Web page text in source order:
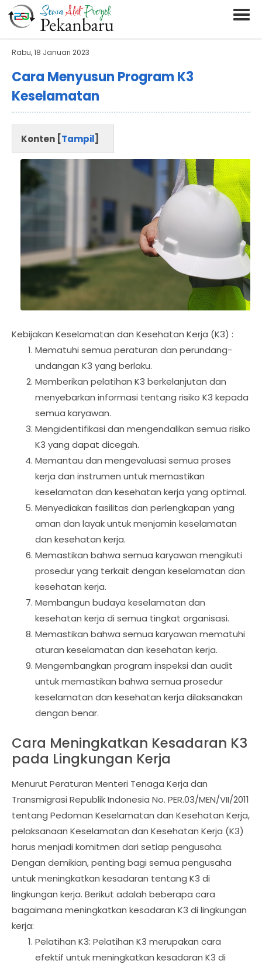
BARAND ANDA
Deskripsi Singkat Saja
Rabu, 18 Januari 2023
Cara Menyusun Program K3
Keselamatan
Konten [Tampil]
Kebijakan Keselamatan dan Kesehatan Kerja (K3) :
Mematuhi semua peraturan dan perundang-
undangan K3 yang berlaku.
Memberikan pelatihan K3 berkelanjutan dan
menyebarkan informasi tentang risiko K3 kepada
semua karyawan.
Mengidentifikasi dan mengendalikan semua risiko
K3 yang dapat dicegah.
Memantau dan mengevaluasi semua proses
kerja dan instrumen untuk memastikan
keselamatan dan kesehatan kerja yang optimal.
Menyediakan fasilitas dan perlengkapan yang
aman dan layak untuk menjamin keselamatan
dan kesehatan kerja.
Memastikan bahwa semua karyawan mengikuti
prosedur yang terkait dengan keselamatan dan
kesehatan kerja.
Membangun budaya keselamatan dan
kesehatan kerja di semua tingkat organisasi.
Memastikan bahwa semua karyawan mematuhi
aturan keselamatan dan kesehatan kerja.
Mengembangkan program inspeksi dan audit
untuk memastikan bahwa semua prosedur
keselamatan dan kesehatan kerja dilaksanakan
dengan benar.
Cara Meningkatkan Kesadaran K3
pada Lingkungan Kerja
Menurut Peraturan Menteri Tenaga Kerja dan
Transmigrasi Republik Indonesia No. PER.03/MEN/VII/2011
tentang Pedoman Keselamatan dan Kesehatan Kerja,
pelaksanaan Keselamatan dan Kesehatan Kerja (K3)
harus menjadi komitmen dari setiap pengusaha.
Dengan demikian, penting bagi semua pengusaha
untuk meningkatkan kesadaran tentang K3 di
lingkungan kerja. Berikut adalah beberapa cara
bagaimana meningkatkan kesadaran K3 di lingkungan
kerja:
Pelatihan K3: Pelatihan K3 merupakan cara
efektif untuk meningkatkan kesadaran K3 di